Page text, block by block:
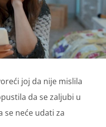
joj da nije mislila
da se zaljubi u
se neće udati za